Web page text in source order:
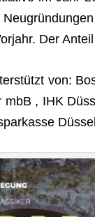
Der
von:
mbB , IHK